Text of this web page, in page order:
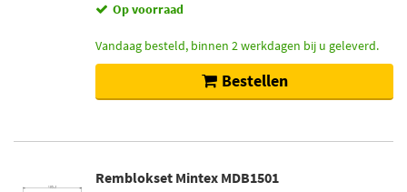
Op voorraad
Vandaag besteld, binnen 2 werkdagen bij u geleverd.
Bestellen
Remblokset Mintex MDB1501